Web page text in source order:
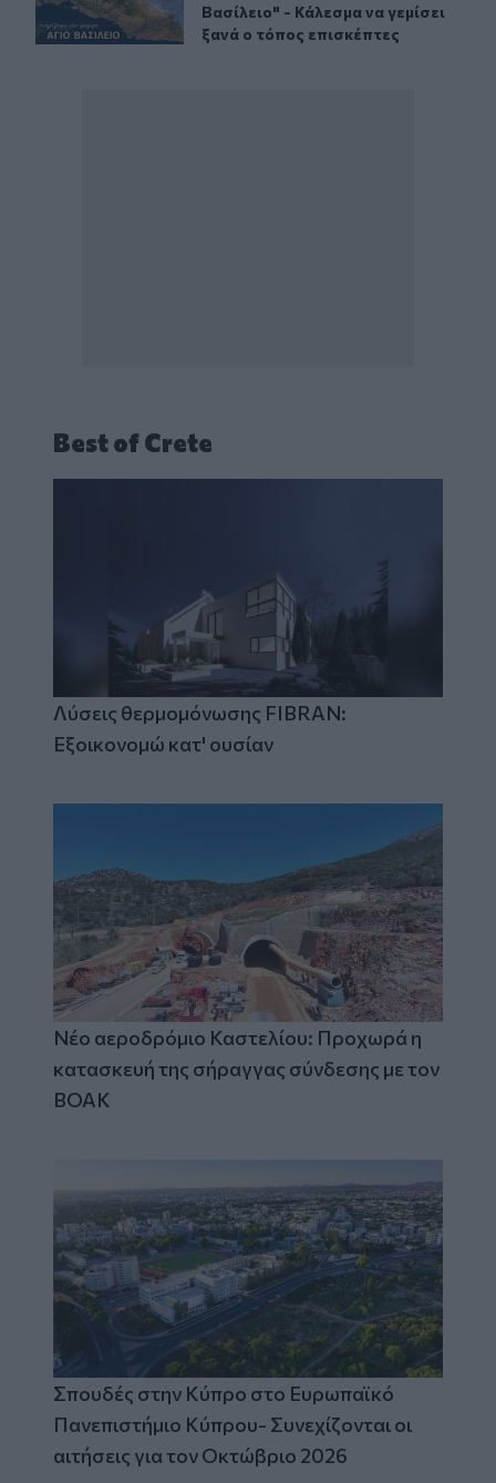
Βασίλειο" - Κάλεσμα να γεμίσει
ξανά ο τόπος επισκέπτες
Best of Crete
Λύσεις θερμομόνωσης FIBRAN:
Εξοικονομώ κατ' ουσίαν
Νέο αεροδρόμιο Καστελίου: Προχωρά η
κατασκευή της σήραγγας σύνδεσης με τον
ΒΟΑΚ
Σπουδές στην Κύπρο στο Ευρωπαϊκό
Πανεπιστήμιο Κύπρου- Συνεχίζονται οι
αιτήσεις για τον Οκτώβριο 2026